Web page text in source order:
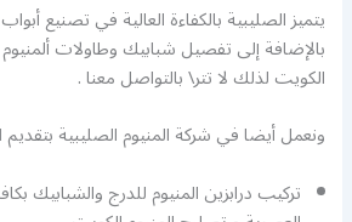
يتميز الصليبية بالكفاءة العالية في تصنيع
بالإضافة إلى تفصيل شبابيك وطاولات ألمنيوم
الكويت لذلك لا تتر\ بالتواصل معنا .
ونعمل أيضا في شركة المنيوم الصليبية بتقديم
تركيب درابزين المنيوم للدرج والشبابيك